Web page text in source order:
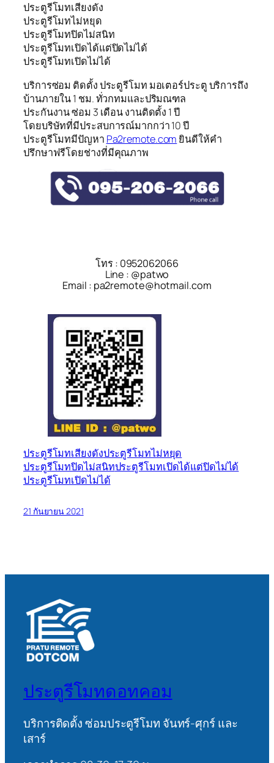
ประตูรีโมทเสียงดัง
ประตูรีโมทไม่หยุด
ประตูรีโมทปิดไม่สนิท
ประตูรีโมทเปิดได้แต่ปิดไม่ได้
ประตูรีโมทเปิดไม่ได้
บริการซ่อม ติดตั้ง ประตูรีโมท มอเตอร์ประตู บริการถึง
บ้านภายใน 1 ชม. ทั่วกทมและปริมณฑล
ประกันงาน ซ่อม 3 เดือน งานติดตั้ง 1 ปี
โดยบริษัทที่มีประสบการณ์มากกว่า 10 ปี
ประตูรีโมทมีปัญหา Pa2remote.com ยินดีให้คำ
ปรึกษาฟรีโดยช่างที่มีคุณภาพ
โทร : 0952062066
Line : @patwo
Email : pa2remote@hotmail.com
ประตูรีโมทเสียงดังประตูรีโมทไม่หยุด
ประตูรีโมทปิดไม่สนิทประตูรีโมทเปิดได้แต่ปิดไม่ได้
ประตูรีโมทเปิดไม่ได้
21 กันยายน 2021
ประตูรีโมทดอทคอม
บริการติดตั้ง ซ่อมประตูรีโมท จันทร์-ศุกร์ และ
เสาร์